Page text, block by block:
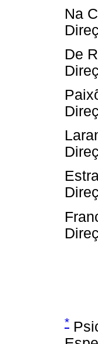
Na
De
*